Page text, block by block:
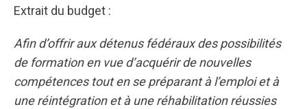
Extrait du budget :
Afin d’offrir aux détenus fédéraux des possibilités
de formation en vue d’acquérir de nouvelles
compétences tout en se préparant à l’emploi et à
une réintégration et à une réhabilitation réussies